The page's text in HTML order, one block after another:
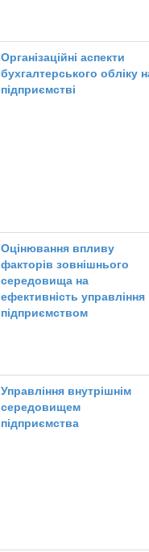
Організаційні аспекти
бухгалтерського обліку
підприємстві
Оцінювання впливу
факторів зовнішнього
середовища на
ефективність управління
підприємством
Управління внутрішнім
середовищем
підприємства